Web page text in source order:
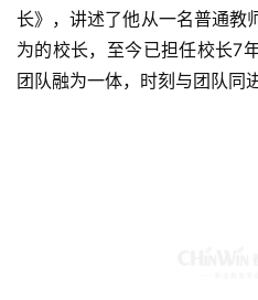
长》，讲述了他从一名普通教
为的校长，至今已担任校长7
团队融为一体，时刻与团队同